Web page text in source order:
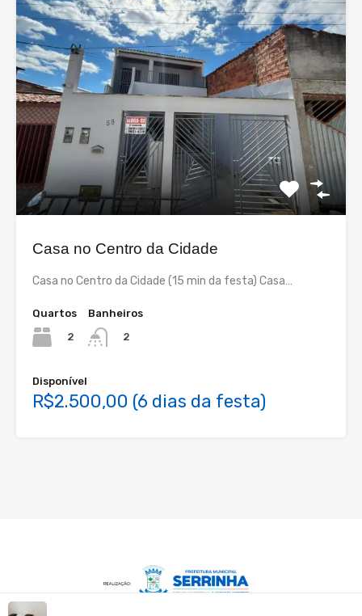
Casa no Centro da Cidade
Casa no Centro da Cidade (15 min da festa) Casa…
Quartos
2
Banheiros
2
Disponível
R$2.500,00 (6 dias da festa)